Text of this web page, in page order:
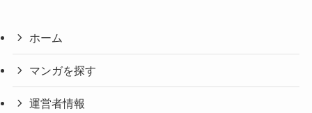
ホーム
マンガを探す
運営者情報